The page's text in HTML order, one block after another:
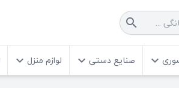
search
keyboard_arrow_down صنایع دستی keyboard_arrow_down لوازم منزل keyboard_arrow_down